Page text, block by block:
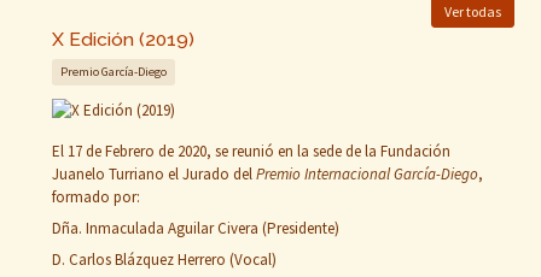
Ver todas
X Edición (2019)
Premio García-Diego
El 17 de Febrero de 2020, se reunió en la sede de la Fundación
Juanelo Turriano el Jurado delPremio Internacional García-Diego,
formado por:
Dña. Inmaculada Aguilar Civera (Presidente)
D. Carlos Blázquez Herrero (Vocal)